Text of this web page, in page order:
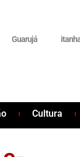
Guarujá
Cultura